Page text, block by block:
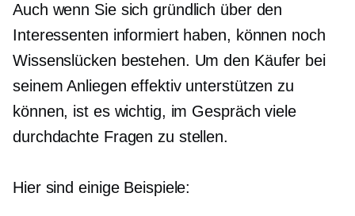
Auch wenn Sie sich gründlich über den
Interessenten informiert haben, können noch
Wissenslücken bestehen. Um den Käufer bei
seinem Anliegen effektiv unterstützen zu
können, ist es wichtig, im Gespräch viele
durchdachte Fragen zu stellen.
Hier sind einige Beispiele: